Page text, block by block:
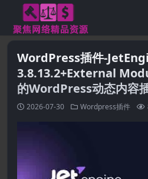
WordPress插件-
3.8.13.2+External
的WordPress动态内容
2026-07-30 Wordpress插件